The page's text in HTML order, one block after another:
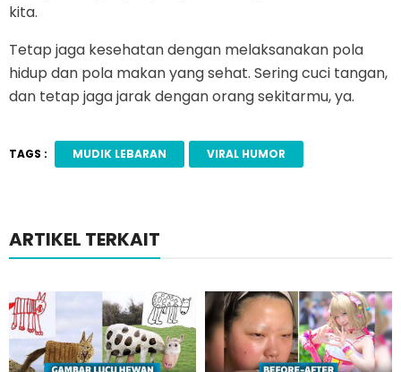
kita.
Tetap jaga kesehatan dengan melaksanakan pola
hidup dan pola makan yang sehat. Sering cuci tangan,
dan tetap jaga jarak dengan orang sekitarmu, ya.
TAGS : MUDIK LEBARAN VIRAL HUMOR
ARTIKEL TERKAIT